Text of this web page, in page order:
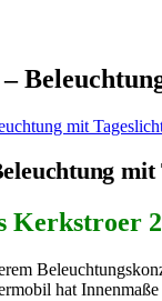
mit
mit
Kerkstroer
hat